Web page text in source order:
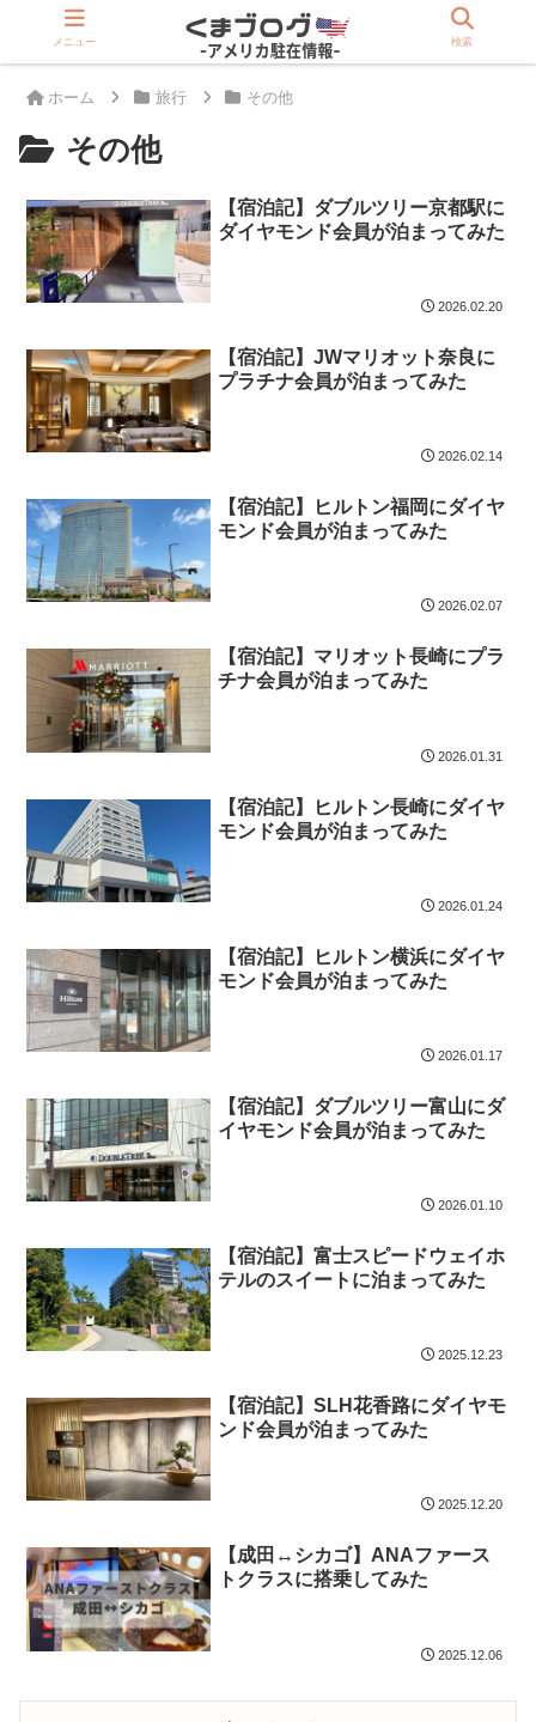
>>駐在員は登録必須「アメリカ版Rakuten」
ホーム 旅行 その他
その他
【宿泊記】ダブルツリー京都駅に
ダイヤモンド会員が泊まってみた
2026.02.20
【宿泊記】JWマリオット奈良に
プラチナ会員が泊まってみた
2026.02.14
【宿泊記】ヒルトン福岡にダイヤ
モンド会員が泊まってみた
2026.02.07
【宿泊記】マリオット長崎にプラ
チナ会員が泊まってみた
2026.01.31
【宿泊記】ヒルトン長崎にダイヤ
モンド会員が泊まってみた
2026.01.24
【宿泊記】ヒルトン横浜にダイヤ
モンド会員が泊まってみた
2026.01.17
【宿泊記】ダブルツリー富山にダ
イヤモンド会員が泊まってみた
2026.01.10
【宿泊記】富士スピードウェイホ
テルのスイートに泊まってみた
2025.12.23
【宿泊記】SLH花香路にダイヤモ
ンド会員が泊まってみた
2025.12.20
【成田↔シカゴ】ANAファース
トクラスに搭乗してみた
2025.12.06
メニュー 検索